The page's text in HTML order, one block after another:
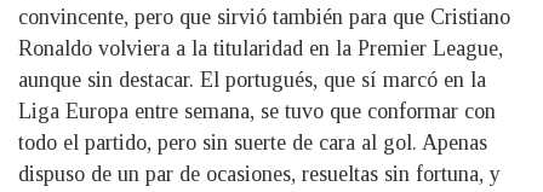
convincente, pero que sirvió también para que Cristiano
Ronaldo volviera a la titularidad en la Premier League,
aunque sin destacar. El portugués, que sí marcó en la
Liga Europa entre semana, se tuvo que conformar con
todo el partido, pero sin suerte de cara al gol. Apenas
dispuso de un par de ocasiones, resueltas sin fortuna, y